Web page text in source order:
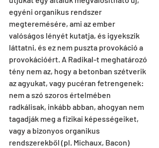
egyéni organikus rendszer
megteremésére, ami az ember
valóságos lényét kutatja, és igyekszik
láttatni, és ez nem puszta provokáció a
provokációért. A Radikal-t meghatározó
tény nem az, hogy a betonban szétverik
az agyukat, vagy pucéran fetrengenek:
nem a szó szoros értelmében
radkálisak, inkább abban, ahogyan nem
tagadják meg a fizikai képességeiket,
vagy a bizonyos organikus
rendszerekből (pl. Michaux, Bacon)